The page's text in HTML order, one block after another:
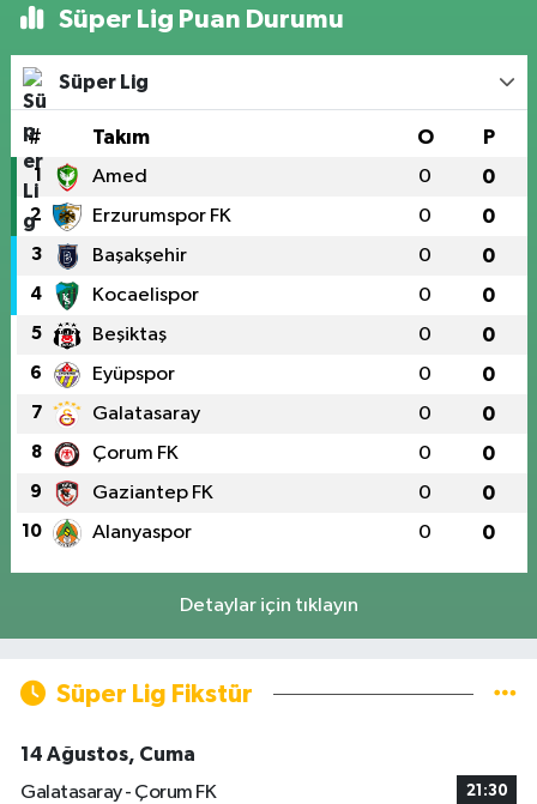
Süper Lig Puan Durumu
Süper Lig
# Takım O P
1 Amed 0 0
2 Erzurumspor FK 0 0
3 Başakşehir 0 0
4 Kocaelispor 0 0
5 Beşiktaş 0 0
6 Eyüpspor 0 0
7 Galatasaray 0 0
8 Çorum FK 0 0
9 Gaziantep FK 0 0
10 Alanyaspor 0 0
Detaylar için tıklayın
Süper Lig Fikstür
14 Ağustos, Cuma
Galatasaray - Çorum FK
21:30